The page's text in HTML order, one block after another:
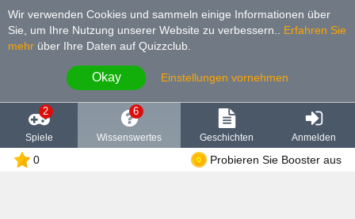
Wir verwenden Cookies und sammeln einige Informationen über
Sie, um Ihre Nutzung unserer Website zu verbessern.
Erfahren Sie
mehr über Ihre Daten auf Quizzclub.
Okay Einstellungen vornehmen
2
Spiele
6
Wissenswertes Geschichten Anmelden
0 Probieren Sie Booster aus